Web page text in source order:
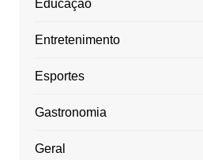
Educação
Entretenimento
Esportes
Gastronomia
Geral